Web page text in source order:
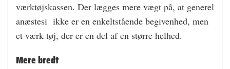
værktøjskassen. Der lægges mere vægt på, at generel
anæstesi ikke er en enkeltstående begivenhed, men
et værk tøj, der er en del af en større helhed.
Mere bredt